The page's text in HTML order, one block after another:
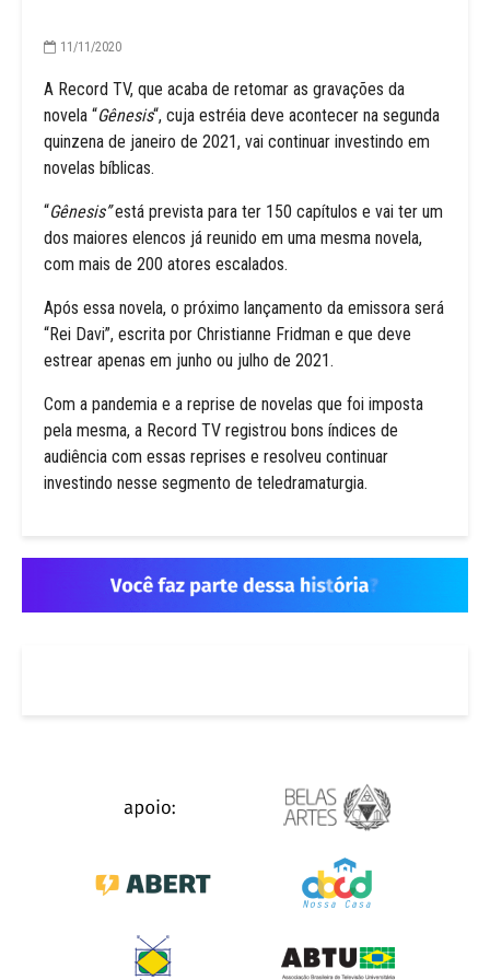
11/11/2020
A Record TV, que acaba de retomar as gravações da
novela “Gênesis“, cuja estréia deve acontecer na segunda
quinzena de janeiro de 2021, vai continuar investindo em
novelas bíblicas.
“Gênesis”está prevista para ter 150 capítulos e vai ter um
dos maiores elencos já reunido em uma mesma novela,
com mais de 200 atores escalados.
Após essa novela, o próximo lançamento da emissora será
“Rei Davi”, escrita por Christianne Fridman e que deve
estrear apenas em junho ou julho de 2021.
Com a pandemia e a reprise de novelas que foi imposta
pela mesma, a Record TV registrou bons índices de
audiência com essas reprises e resolveu continuar
investindo nesse segmento de teledramaturgia.